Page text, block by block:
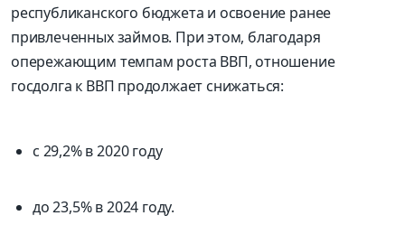
республиканского бюджета и освоение ранее
привлеченных займов. При этом, благодаря
опережающим темпам роста ВВП, отношение
госдолга к ВВП продолжает снижаться:
с 29,2% в 2020 году
до 23,5% в 2024 году.